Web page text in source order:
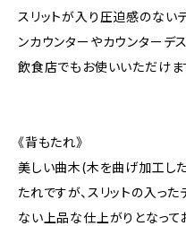
スリットが入り圧迫感のない
ンカウンターやカウンターデ
飲食店でもお使いいただけま
《背もたれ》
美しい曲木(木を曲げ加工し
たれですが、スリットの入っ
ない上品な仕上がりとなって